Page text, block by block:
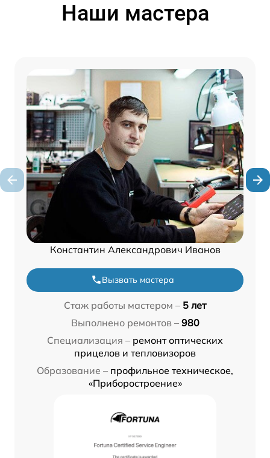
Наши мастера
Константин Александрович Иванов
Вызвать мастера
Стаж работы мастером – 5 лет
Выполнено ремонтов – 980
Специализация – ремонт оптических
прицелов и тепловизоров
Образование – профильное техническое,
«Приборостроение»